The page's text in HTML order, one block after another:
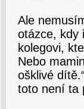
Ale
otázce, kdy
kolegovi,
Nebo
ošklivé
toto není ta